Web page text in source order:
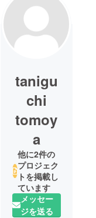
tanigu
chi
tomoy
a
他に2件の
プロジェク
トを掲載し
ています
メッセー
ジを送る